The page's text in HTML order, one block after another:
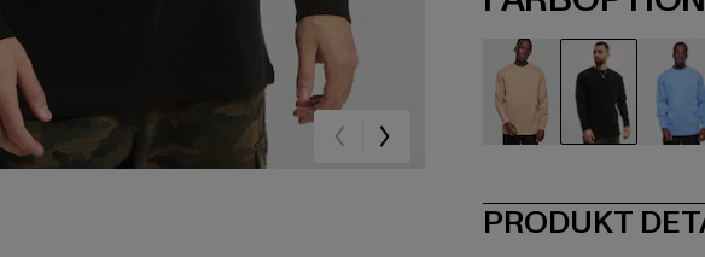
PRODUKT